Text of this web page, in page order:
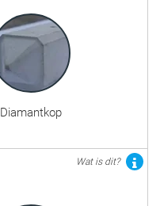
Diamantkop
Wat is dit?